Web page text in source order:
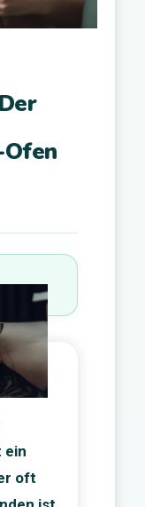
ein
oft